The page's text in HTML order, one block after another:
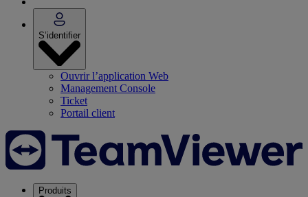
S’identifier
Ouvrir l’application Web
Management Console
Ticket
Portail client
Produits